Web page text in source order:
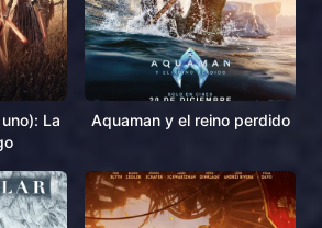
La
Aquaman y el reino perdido